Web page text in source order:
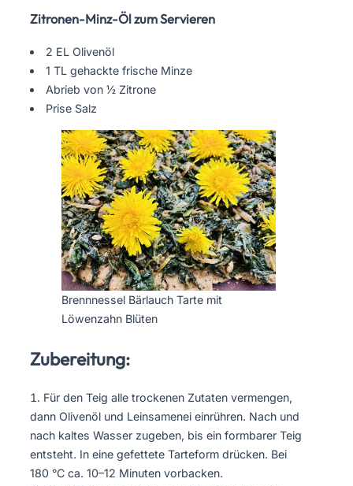
Zitronen-Minz-Öl zum Servieren
2 EL Olivenöl
1 TL gehackte frische Minze
Abrieb von ½ Zitrone
Prise Salz
Brennnessel Bärlauch Tarte mit
Löwenzahn Blüten
Zubereitung:
Für den Teig alle trockenen Zutaten vermengen,
dann Olivenöl und Leinsamenei einrühren. Nach und
nach kaltes Wasser zugeben, bis ein formbarer Teig
entsteht. In eine gefettete Tarteform drücken. Bei
180 °C ca. 10–12 Minuten vorbacken.